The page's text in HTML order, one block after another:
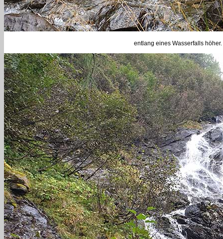
entlang eines Wasserfalls